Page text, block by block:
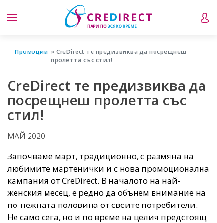
Промоции
CreDirect те предизвиква да посрещнеш
пролетта със стил!
CreDirect те предизвиква да
посрещнеш пролетта със
стил!
МАЙ 2020
Започваме март, традиционно, с размяна на
любимите мартенички и с нова промоционална
кампания от CreDirect. В началото на най-
женския месец, е редно да обънем внимание на
по-нежната половина от своите потребители.
Не само сега, но и по време на целия предстоящ